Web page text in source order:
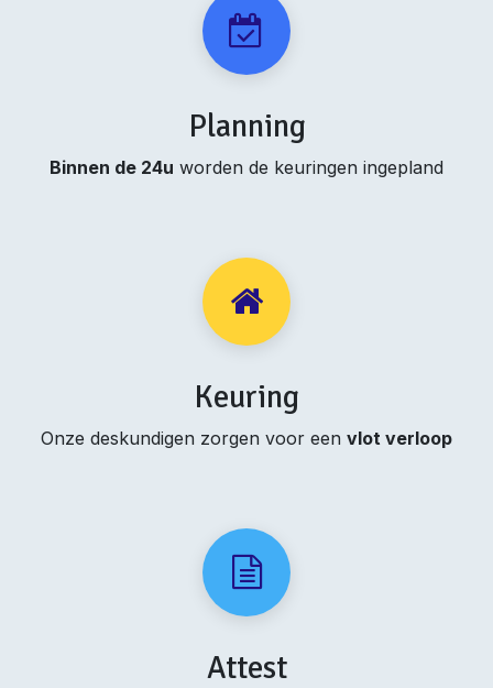
Planning
Binnen de 24u worden de keuringen ingepland
Keuring
Onze deskundigen zorgen voor een vlot verloop
Attest